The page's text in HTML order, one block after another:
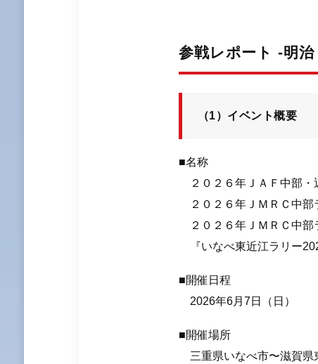
参戦レポート -明治
（1）イベント概要
■名称
２０２６年ＪＡＦ中部・
２０２６年ＪＭＲＣ中部
２０２６年ＪＭＲＣ中部
『いなべ東近江ラリー
■開催⽇程
2026年6月7日（日）
■開催場所
三重県いなべ市〜滋賀県